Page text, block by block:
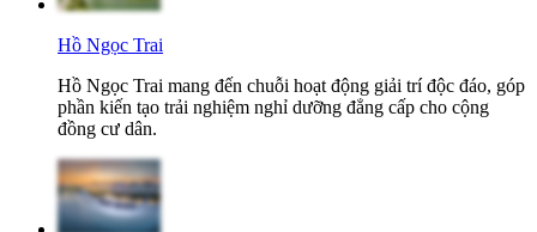
Hồ Ngọc Trai
Hồ Ngọc Trai mang đến chuỗi hoạt động giải trí độc đáo, góp
phần kiến tạo trải nghiệm nghỉ dưỡng đẳng cấp cho cộng
đồng cư dân.